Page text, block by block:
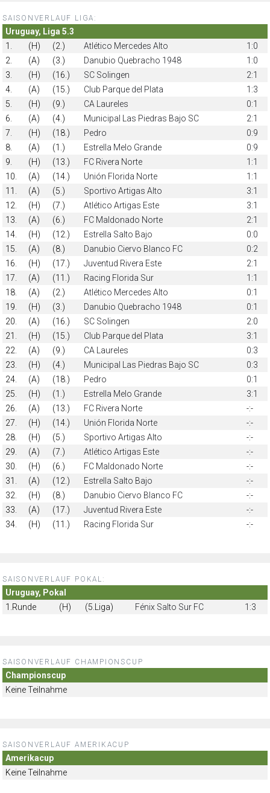
SAISONVERLAUF LIGA:
Uruguay, Liga 5.3
1.
(H) (2.) Atlético Mercedes Alto
1:0
2.
(A) (3.) Danubio Quebracho 1948
1:0
3.
(H) (16.) SC Solingen
2:1
4.
(A) (15.) Club Parque del Plata
1:3
5.
(H) (9.) CA Laureles
0:1
6.
(A) (4.) Municipal Las Piedras Bajo SC
2:1
7.
(H) (18.) Pedro
0:9
8.
(A) (1.) Estrella Melo Grande
0:9
9.
(H) (13.) FC Rivera Norte
1:1
10.
(A) (14.) Unión Florida Norte
1:1
11.
(A) (5.) Sportivo Artigas Alto
3:1
12.
(H) (7.) Atlético Artigas Este
3:1
13.
(A) (6.) FC Maldonado Norte
2:1
14.
(H) (12.) Estrella Salto Bajo
0:0
15.
(A) (8.) Danubio Ciervo Blanco FC
0:2
16.
(H) (17.) Juventud Rivera Este
2:1
17.
(A) (11.) Racing Florida Sur
1:1
18.
(A) (2.) Atlético Mercedes Alto
0:1
19.
(H) (3.) Danubio Quebracho 1948
0:1
20.
(A) (16.) SC Solingen
2:0
21.
(H) (15.) Club Parque del Plata
3:1
22.
(A) (9.) CA Laureles
0:3
23.
(H) (4.) Municipal Las Piedras Bajo SC
0:3
24.
(A) (18.) Pedro
0:1
25.
(H) (1.) Estrella Melo Grande
3:1
26.
(A) (13.) FC Rivera Norte
-:-
27.
(H) (14.) Unión Florida Norte
-:-
28.
(H) (5.) Sportivo Artigas Alto
-:-
29.
(A) (7.) Atlético Artigas Este
-:-
30.
(H) (6.) FC Maldonado Norte
-:-
31.
(A) (12.) Estrella Salto Bajo
-:-
32.
(H) (8.) Danubio Ciervo Blanco FC
-:-
33.
(A) (17.) Juventud Rivera Este
-:-
34.
(H) (11.) Racing Florida Sur -:-
SAISONVERLAUF POKAL:
Uruguay, Pokal
1.Runde
(H) (5.Liga) Fénix Salto Sur FC 1:3
SAISONVERLAUF CHAMPIONSCUP
Championscup
Keine Teilnahme
SAISONVERLAUF AMERIKACUP
Amerikacup
Keine Teilnahme